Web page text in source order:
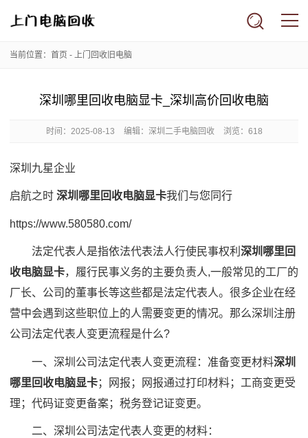
当前位置： 首页 - 上门回收旧电脑
深圳哪里回收电脑显卡_深圳高价回收电脑
时间： 2025-08-13 编辑：深圳二手电脑回收 浏览：618
深圳九星企业
启航之时 深圳哪里回收电脑显卡我们与您同行
https://www.580580.com/
法定代表人是指依法代表法人行使民事权利 深圳哪里回
收电脑显卡，履行民事义务的主要负责人,一般常见的工厂的
厂长、公司的董事长等这些都是法定代表人。很多企业在经
营中会遇到这些职位上的人需要变更的情况。那么深圳注册
公司法定代表人变更流程是什么?
一、深圳公司法定代表人变更流程：准备变更材料深圳
哪里回收电脑显卡；网报；网报通过打印材料；工商变更受
理；代码证变更备案；税务登记证变更。
二、深圳公司法定代表人变更的材料：